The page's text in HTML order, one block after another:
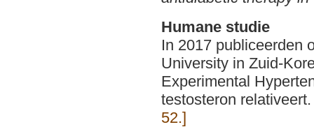
Humane studie
In 2017 publiceerden
University in Zuid-
Experimental
testosteron
52.]